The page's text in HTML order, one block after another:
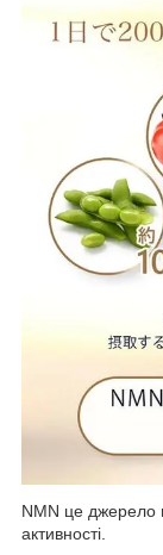
NMN це джерело
активності.